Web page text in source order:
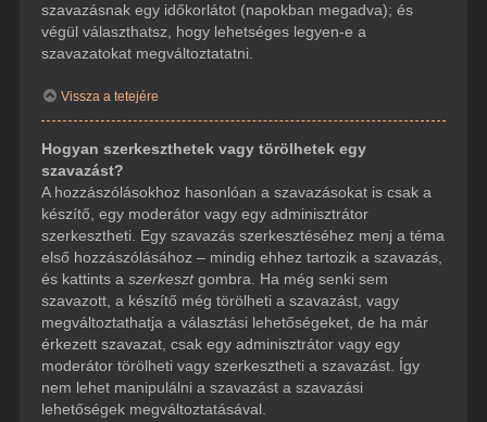
szavazásnak egy időkorlátot (napokban megadva); és
végül választhatsz, hogy lehetséges legyen-e a
szavazatokat megváltoztatatni.
Vissza a tetejére
Hogyan szerkeszthetek vagy törölhetek egy
szavazást?
A hozzászólásokhoz hasonlóan a szavazásokat is csak a
készítő, egy moderátor vagy egy adminisztrátor
szerkesztheti. Egy szavazás szerkesztéséhez menj a téma
első hozzászólásához – mindig ehhez tartozik a szavazás,
és kattints a szerkesztgombra. Ha még senki sem
szavazott, a készítő még törölheti a szavazást, vagy
megváltoztathatja a választási lehetőségeket, de ha már
érkezett szavazat, csak egy adminisztrátor vagy egy
moderátor törölheti vagy szerkesztheti a szavazást. Így
nem lehet manipulálni a szavazást a szavazási
lehetőségek megváltoztatásával.